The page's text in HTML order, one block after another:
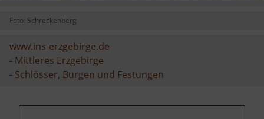
Foto: Schreckenberg
www.ins-erzgebirge.de
- Mittleres Erzgebirge
- Schlösser, Burgen und Festungen